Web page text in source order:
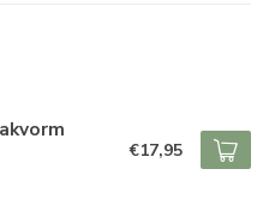
€17,95